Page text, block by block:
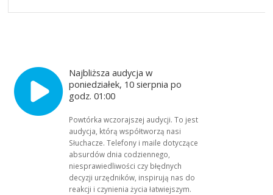
Najbliższa audycja w
poniedziałek, 10 sierpnia po
godz. 01:00
Powtórka wczorajszej audycji. To jest
audycja, którą współtworzą nasi
Słuchacze. Telefony i maile dotyczące
absurdów dnia codziennego,
niesprawiedliwości czy błędnych
decyzji urzędników, inspirują nas do
reakcji i czynienia życia łatwiejszym.